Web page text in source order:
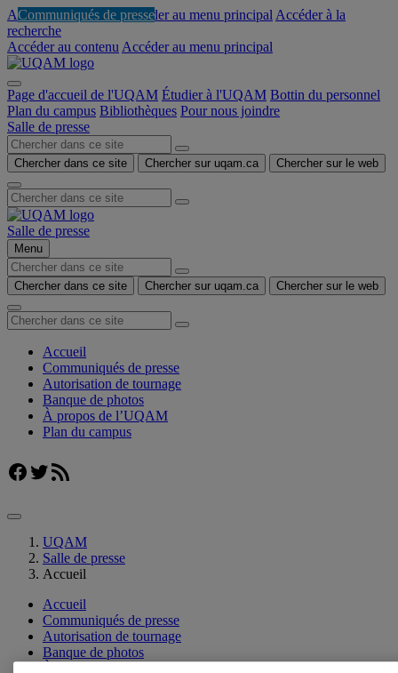
Accéder au contenu Accéder au menu principal Accéder à la
recherche
Accéder au contenu Accéder au menu principal
Page d'accueil de l'UQAM Étudier à l'UQAM Bottin du personnel
Plan du campus Bibliothèques Pour nous joindre
Salle de presse
Chercher dans ce site Chercher sur uqam.ca Chercher sur le web
Salle de presse
Menu
Chercher dans ce site Chercher sur uqam.ca Chercher sur le web
Accueil
Communiqués de presse
Autorisation de tournage
Banque de photos
À propos de l’UQAM
Plan du campus
Facebook
Twitter
Flux RSS
UQAM
Salle de presse
Accueil
Accueil
Communiqués de presse
Autorisation de tournage
Banque de photos
Listes d'experts
Communiqués de presse
Communiqués de presse
Communiqués de presse